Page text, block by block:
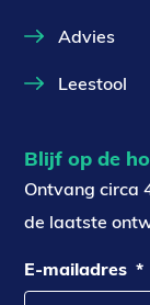
Advies
Leestool
Blijf op de
Ontvang circa
de laatste
E-mailadres *